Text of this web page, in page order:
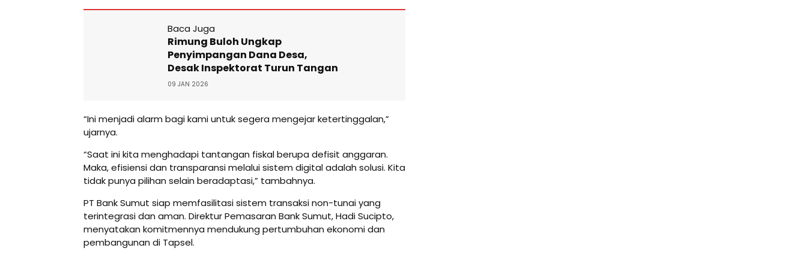
Baca Juga
Rimung Buloh Ungkap
Penyimpangan Dana Desa,
Desak Inspektorat Turun Tangan
09 JAN 2026
“Ini menjadi alarm bagi kami untuk segera mengejar ketertinggalan,”
ujarnya.
“Saat ini kita menghadapi tantangan fiskal berupa defisit anggaran.
Maka, efisiensi dan transparansi melalui sistem digital adalah solusi. Kita
tidak punya pilihan selain beradaptasi,” tambahnya.
PT Bank Sumut siap memfasilitasi sistem transaksi non-tunai yang
terintegrasi dan aman. Direktur Pemasaran Bank Sumut, Hadi Sucipto,
menyatakan komitmennya mendukung pertumbuhan ekonomi dan
pembangunan di Tapsel.